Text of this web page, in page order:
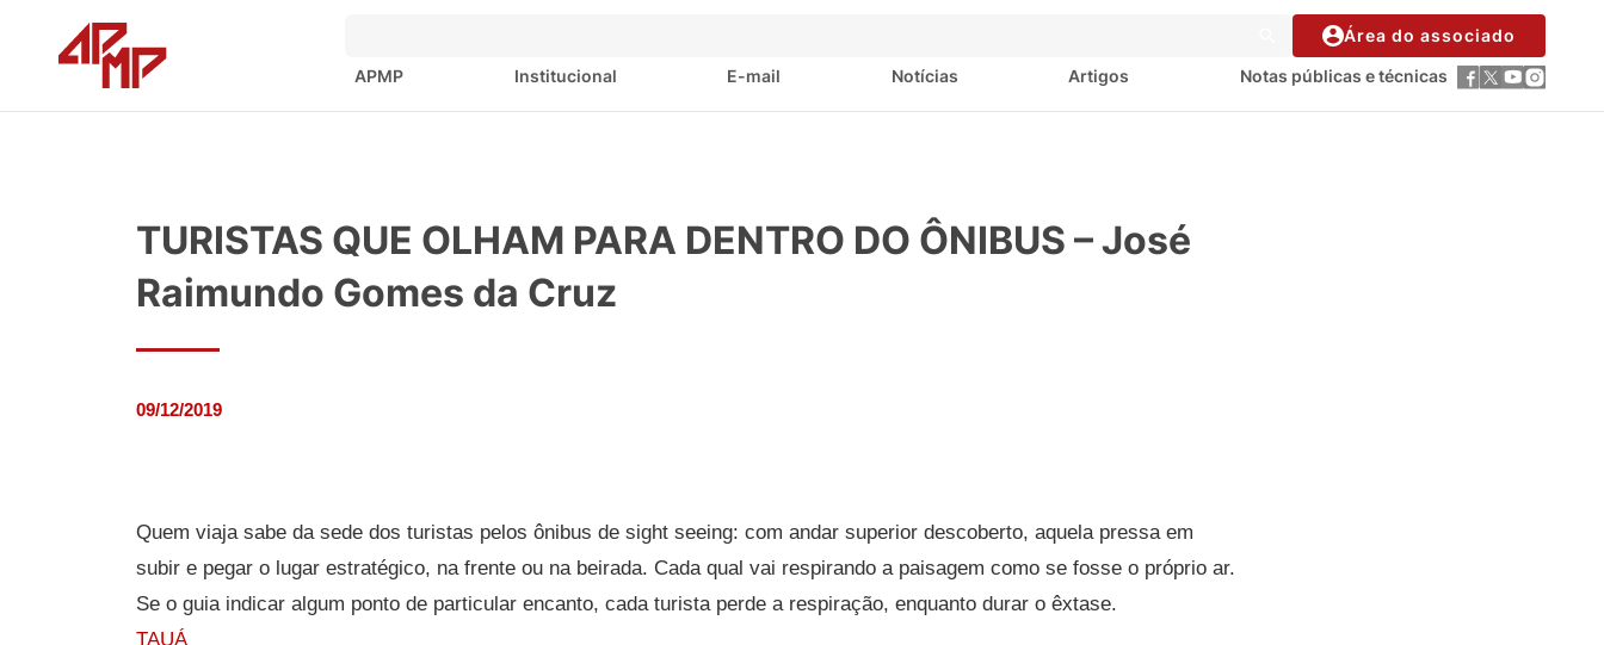
Área do associado
APMP
Institucional E-mail Notícias Artigos Notas públicas e técnicas
TURISTAS QUE OLHAM PARA DENTRO DO ÔNIBUS – José
Raimundo Gomes da Cruz
09/12/2019
Quem viaja sabe da sede dos turistas pelos ônibus de sight seeing: com andar superior descoberto, aquela pressa em
subir e pegar o lugar estratégico, na frente ou na beirada. Cada qual vai respirando a paisagem como se fosse o próprio ar.
Se o guia indicar algum ponto de particular encanto, cada turista perde a respiração, enquanto durar o êxtase.
TAUÁ